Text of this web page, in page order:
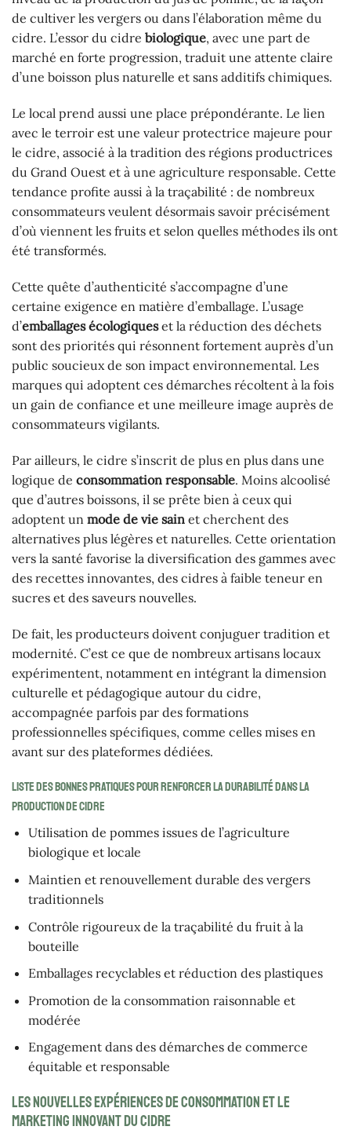
de cultiver les vergers ou dans l’élaboration même du
cidre. L’essor du cidre biologique, avec une part de
marché en forte progression, traduit une attente claire
d’une boisson plus naturelle et sans additifs chimiques.
Le local prend aussi une place prépondérante. Le lien
avec le terroir est une valeur protectrice majeure pour
le cidre, associé à la tradition des régions productrices
du Grand Ouest et à une agriculture responsable. Cette
tendance profite aussi à la traçabilité : de nombreux
consommateurs veulent désormais savoir précisément
d’où viennent les fruits et selon quelles méthodes ils ont
été transformés.
Cette quête d’authenticité s’accompagne d’une
certaine exigence en matière d’emballage. L’usage
d’emballages écologiqueset la réduction des déchets
sont des priorités qui résonnent fortement auprès d’un
public soucieux de son impact environnemental. Les
marques qui adoptent ces démarches récoltent à la fois
un gain de confiance et une meilleure image auprès de
consommateurs vigilants.
Par ailleurs, le cidre s’inscrit de plus en plus dans une
logique de consommation responsable. Moins alcoolisé
que d’autres boissons, il se prête bien à ceux qui
adoptent un mode de vie sain et cherchent des
alternatives plus légères et naturelles. Cette orientation
vers la santé favorise la diversification des gammes avec
des recettes innovantes, des cidres à faible teneur en
sucres et des saveurs nouvelles.
De fait, les producteurs doivent conjuguer tradition et
modernité. C’est ce que de nombreux artisans locaux
expérimentent, notamment en intégrant la dimension
culturelle et pédagogique autour du cidre,
accompagnée parfois par des formations
professionnelles spécifiques, comme celles mises en
avant sur des plateformes dédiées.
Liste des bonnes pratiques pour renforcer la durabilité dans la
production de cidre
Utilisation de pommes issues de l’agriculture
biologique et locale
Maintien et renouvellement durable des vergers
traditionnels
Contrôle rigoureux de la traçabilité du fruit à la
bouteille
Emballages recyclables et réduction des plastiques
Promotion de la consommation raisonnable et
modérée
Engagement dans des démarches de commerce
équitable et responsable
Les nouvelles expériences de consommation et le
marketing innovant du cidre